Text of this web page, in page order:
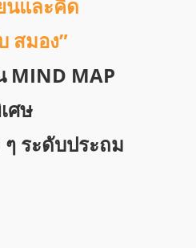
นและคิด
สมอง”
MIND MAP
ศษ
ระดับประถม